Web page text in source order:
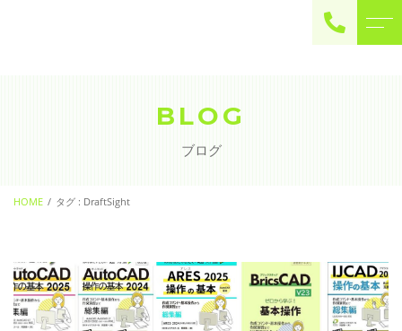
BLOG
ブログ
HOME タグ : DraftSight